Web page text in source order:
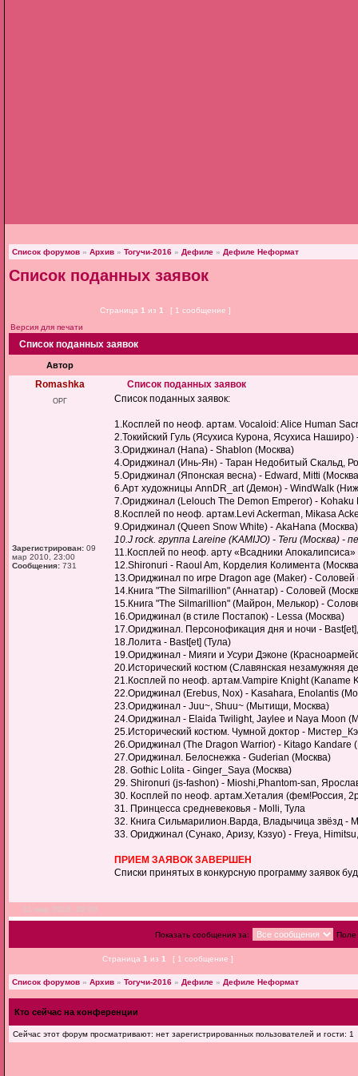
Список форумов » Архив » Тогучи-2016 » Дефиле » Дефиле Неформат
Список поданных заявок
Страница 1 из 1
[ 1 сообщение ]
Версия для печати
Список поданных заявок
Автор
Romashka
ОРГ
Зарегистрирован: 09
мар 2010, 23:00
Сообщения: 731
Список поданных заявок
Список поданных заявок:
1.Косплей по неоф. артам. Vocaloid: Alice Human
2.Токийский Гуль (Ясухиса Курона, Ясухиса
3.Ориджинал (Hana) - Shablon (Москва)
4.Ориджинал (Инь-Ян) - Таран Недобитый Скальд,
5.Ориджинал (Японская весна) - Edward, Mitti
6.Арт художницы AnnDR_art (Демон) - WindWalk
7.Ориджинал (Lelouch The Demon Emperor) - Kohaku
8.Косплей по неоф. артам.Levi Ackerman, Mikasa
9.Ориджинал (Queen Snow White) - AkaHana (Москва)
10.J rock. группа Lareine (KAMIJO) - Teru (Москва) -
11.Косплей по неоф. арту «Всадники
12.Shironuri - Raoul Am, Корделия Колимента
13.Ориджинал по игре Dragon age (Maker) - Соловей
14.Книга "The Silmarillion" (Аннатар) - Соловей
15.Книга "The Silmarillion" (Майрон, Мелькор) -
16.Ориджинал (в стиле Постапок) - Lessa (Москва)
17.Ориджинал. Персонофикация дня и ночи -
18.Лолита - Bast[et] (Тула)
19.Ориджинал - Мияги и Усури Дэконе
20.Исторический костюм (Славянская незамужняя
21.Косплей по неоф. артам.Vampire Knight (Kaname
22.Ориджинал (Erebus, Nox) - Kasahara, Enolantis
23.Ориджинал - Juu~, Shuu~ (Мытищи, Москва)
24.Ориджинал - Elaida Twilight, Jaylee и Naya Moon
25.Исторический костюм. Чумной доктор -
26.Ориджинал (The Dragon Warrior) - Kitago Kandare
27.Ориджинал. Белоснежка - Guderian (Москва)
28. Gothic Lolita - Ginger_Saya (Москва)
29. Shironuri (js-fashon) - Mioshi,Phantom-san,
30. Косплей по неоф. артам.Хеталия (фем!Россия,
31. Принцесса средневековья - Molli, Тула
32. Книга Сильмарилион.Варда, Владычица звёзд -
33. Ориджинал (Сунако, Аризу, Кэзуо) - Freya,
ПРИЕМ ЗАЯВОК ЗАВЕРШЕН
Списки принятых в конкурсную программу заявок
11 мар 2016, 20:09
Показать сообщения за: Поле
Страница 1 из 1 [ 1 сообщение ]
Список форумов » Архив » Тогучи-2016 » Дефиле » Дефиле Неформат
Кто сейчас на конференции
Сейчас этот форум просматривают: нет зарегистрированных пользователей и гости: 1